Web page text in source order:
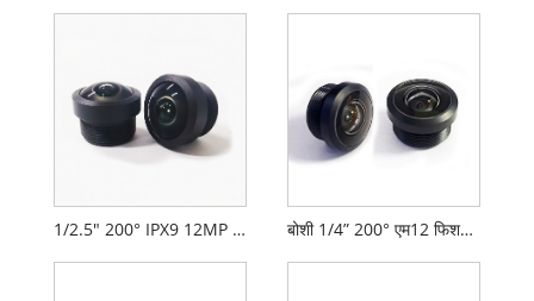
1/2.5" 200° IPX9 12MP फिशआई लेंस बोशी 1/4” 200° एम12 फिशआई लेंस